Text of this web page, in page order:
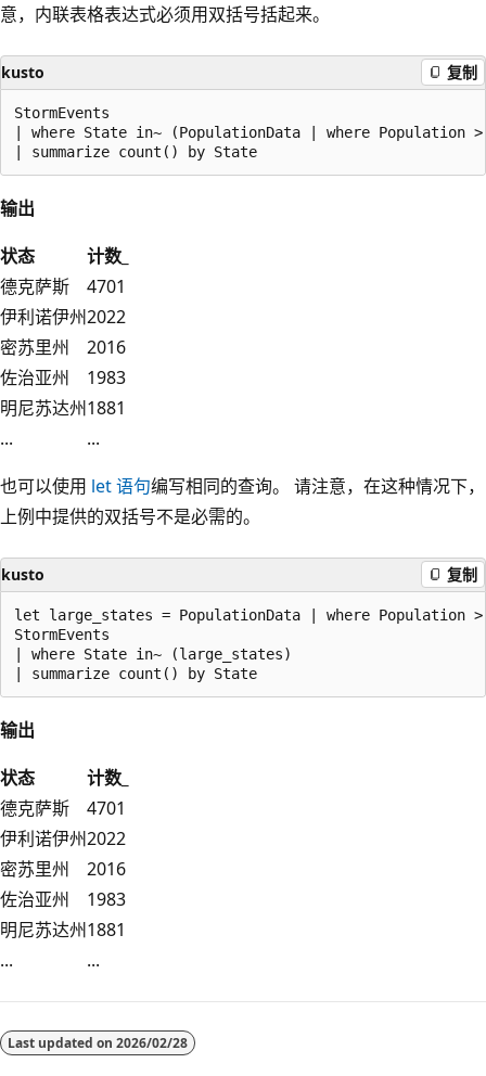
意，内联表格表达式必须用双括号括起来。
kusto 复制
StormEvents
| where State in~ (PopulationData | where Population
输出
状态
计数_
德克萨斯
4701
伊利诺伊州2022
密苏里州
2016
佐治亚州
1983
明尼苏达州1881
...
...
也可以使用 let 语句编写相同的查询。 请注意，在这种情况下，
上例中提供的双括号不是必需的。
kusto 复制
let large_states = PopulationData | where Population
StormEvents
| where State in~ (large_states)
输出
状态
计数_
德克萨斯
4701
伊利诺伊州2022
密苏里州
2016
佐治亚州
1983
明尼苏达州1881
...
...
Last updated on 2026/02/28